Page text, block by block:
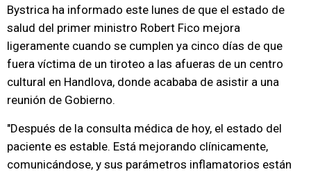
Bystrica ha informado este lunes de que el estado de
salud del primer ministro Robert Fico mejora
ligeramente cuando se cumplen ya cinco días de que
fuera víctima de un tiroteo a las afueras de un centro
cultural en Handlova, donde acababa de asistir a una
reunión de Gobierno.
"Después de la consulta médica de hoy, el estado del
paciente es estable. Está mejorando clínicamente,
comunicándose, y sus parámetros inflamatorios están